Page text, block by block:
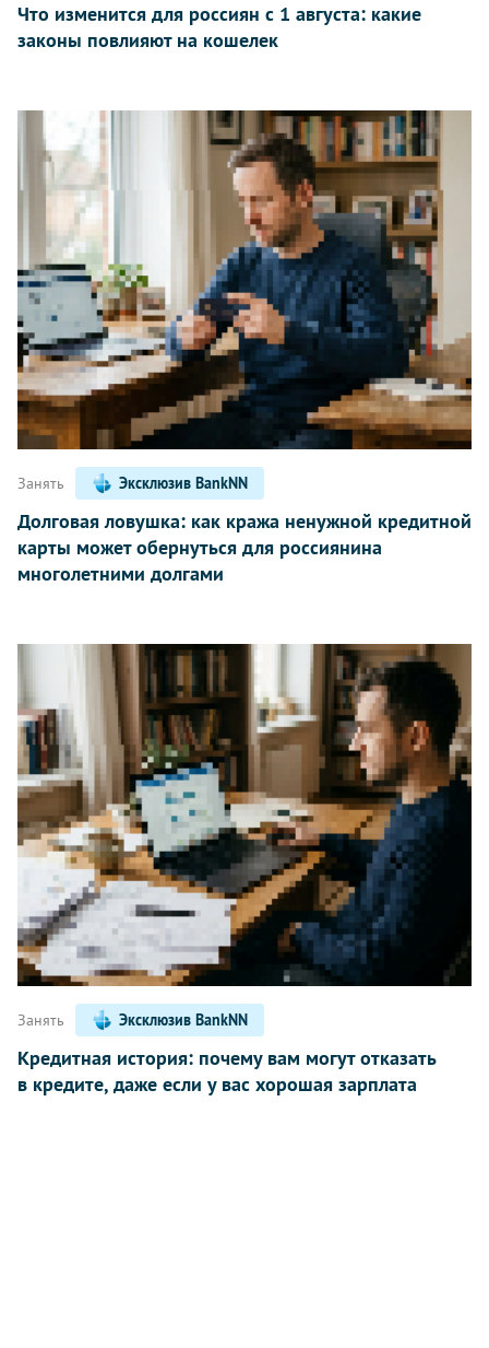
Что изменится для россиян с 1 августа: какие
законы повлияют на кошелек
Занять Эксклюзив BankNN
Долговая ловушка: как кража ненужной кредитной
карты может обернуться для россиянина
многолетними долгами
Занять Эксклюзив BankNN
Кредитная история: почему вам могут отказать
в кредите, даже если у вас хорошая зарплата